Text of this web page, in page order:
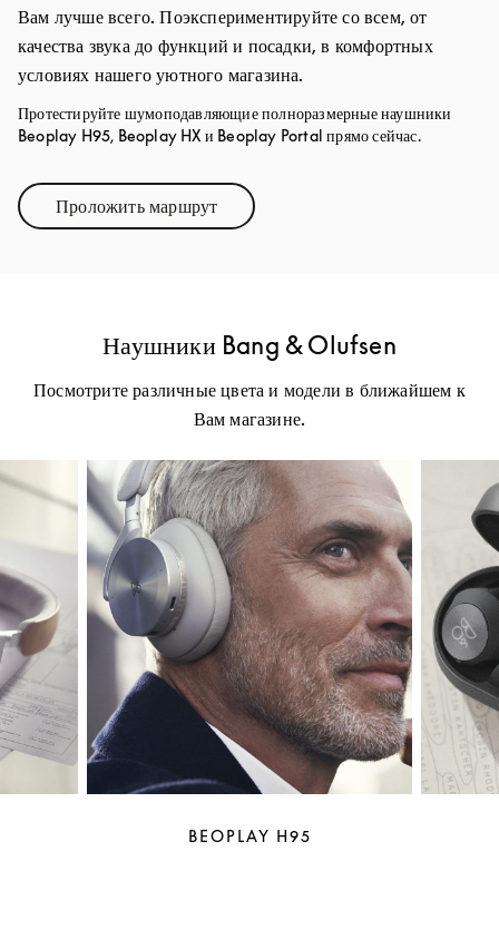
Вам лучше всего. Поэкспериментируйте со всем, от
качества звука до функций и посадки, в комфортных
условиях нашего уютного магазина.
Протестируйте шумоподавляющие полноразмерные наушники
Beoplay H95, Beoplay HX и Beoplay Portal прямо сейчас.
Проложить маршрутLink Opens in New Tab
Наушники Bang & Olufsen
Посмотрите различные цвета и модели в ближайшем к
Вам магазине.
BEOPLAY H95